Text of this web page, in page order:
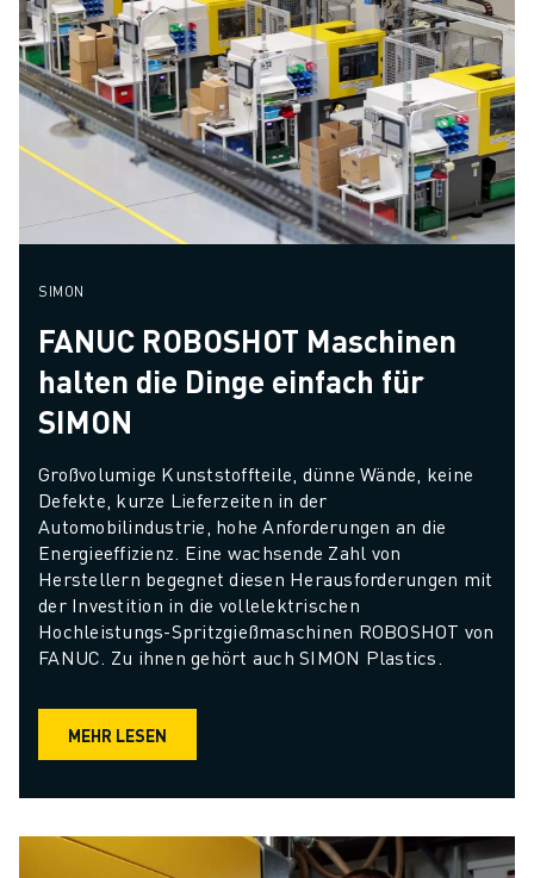
SIMON
FANUC ROBOSHOT Maschinen
halten die Dinge einfach für
SIMON
Großvolumige Kunststoffteile, dünne Wände, keine
Defekte, kurze Lieferzeiten in der
Automobilindustrie, hohe Anforderungen an die
Energieeffizienz. Eine wachsende Zahl von
Herstellern begegnet diesen Herausforderungen mit
der Investition in die vollelektrischen
Hochleistungs-Spritzgießmaschinen ROBOSHOT von
FANUC. Zu ihnen gehört auch SIMON Plastics.
MEHR LESEN